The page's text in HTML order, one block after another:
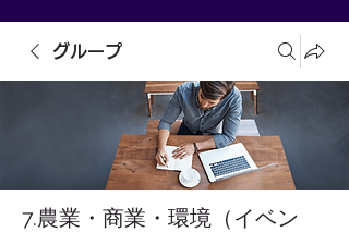
グループ
7.農業・商業・環境（イベン